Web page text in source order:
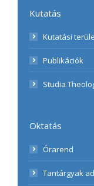
Kutatás
Kutatási
Publikációk
Studia
Oktatás
Órarend
Tantárgyak